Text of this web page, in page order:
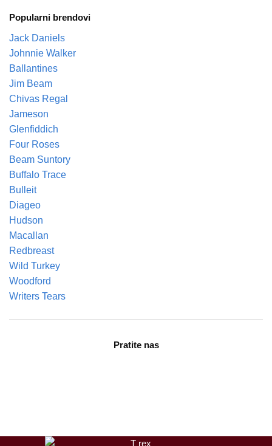
Popularni brendovi
Jack Daniels
Johnnie Walker
Ballantines
Jim Beam
Chivas Regal
Jameson
Glenfiddich
Four Roses
Beam Suntory
Buffalo Trace
Bulleit
Diageo
Hudson
Macallan
Redbreast
Wild Turkey
Woodford
Writers Tears
Pratite nas